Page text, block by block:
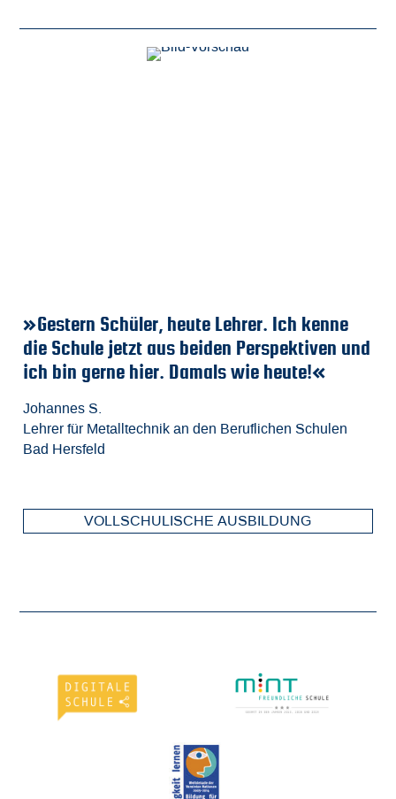
»Gestern Schüler, heute Lehrer. Ich kenne
die Schule jetzt aus beiden Perspektiven und
ich bin gerne hier. Damals wie heute!«
Johannes S.
Lehrer für Metalltechnik an den Beruflichen Schulen
Bad Hersfeld
VOLLSCHULISCHE AUSBILDUNG